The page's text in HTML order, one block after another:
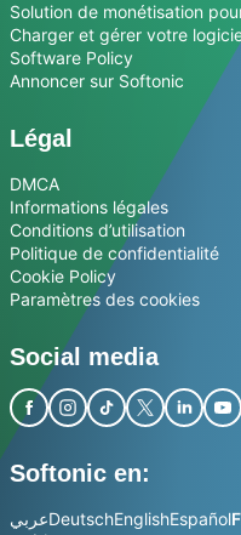
Solution de monétisation
Charger et gérer votre
Software Policy
Annoncer sur Softonic
Légal
DMCA
Informations légales
Conditions d’utilisation
Politique de confidentialité
Cookie Policy
Paramètres des cookies
Social media
Softonic en:
عربيDeutschEnglishEspañol